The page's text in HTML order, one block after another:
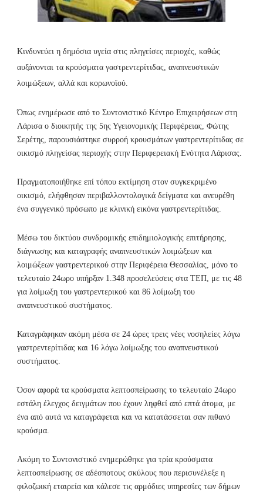
Κινδυνεύει η δημόσια υγεία στις πληγείσες περιοχές, καθώς
αυξάνονται τα κρούσματα γαστρεντερίτιδας, αναπνευστικών
λοιμώξεων, αλλά και κορωνοϊού.
Όπως ενημέρωσε από το Συντονιστικό Κέντρο Επιχειρήσεων στη
Λάρισα ο διοικητής της 5ης Υγειονομικής Περιφέρειας, Φώτης
Σερέτης, παρουσιάστηκε συρροή κρουσμάτων γαστρεντερίτιδας σε
οικισμό πληγείσας περιοχής στην Περιφερειακή Ενότητα Λάρισας.
Πραγματοποιήθηκε επί τόπου εκτίμηση στον συγκεκριμένο
οικισμό, ελήφθησαν περιβαλλοντολογικά δείγματα και ανευρέθη
ένα συγγενικό πρόσωπο με κλινική εικόνα γαστρεντερίτιδας.
Μέσω του δικτύου συνδρομικής επιδημιολογικής επιτήρησης,
διάγνωσης και καταγραφής αναπνευστικών λοιμώξεων και
λοιμώξεων γαστρεντερικού στην Περιφέρεια Θεσσαλίας, μόνο το
τελευταίο 24ωρο υπήρξαν 1.348 προσελεύσεις στα ΤΕΠ, με τις 48
για λοίμωξη του γαστρεντερικού και 86 λοίμωξη του
αναπνευστικού συστήματος.
Καταγράφηκαν ακόμη μέσα σε 24 ώρες τρεις νέες νοσηλείες λόγω
γαστρεντερίτιδας και 16 λόγω λοίμωξης του αναπνευστικού
συστήματος.
Όσον αφορά τα κρούσματα λεπτοσπείρωσης το τελευταίο 24ωρο
εστάλη έλεγχος δειγμάτων που έχουν ληφθεί από επτά άτομα, με
ένα από αυτά να καταγράφεται και να κατατάσσεται σαν πιθανό
κρούσμα.
Ακόμη το Συντονιστικό ενημερώθηκε για τρία κρούσματα
λεπτοσπείρωσης σε αδέσποτους σκύλους που περισυνέλεξε η
φιλοζωική εταιρεία και κάλεσε τις αρμόδιες υπηρεσίες των δήμων